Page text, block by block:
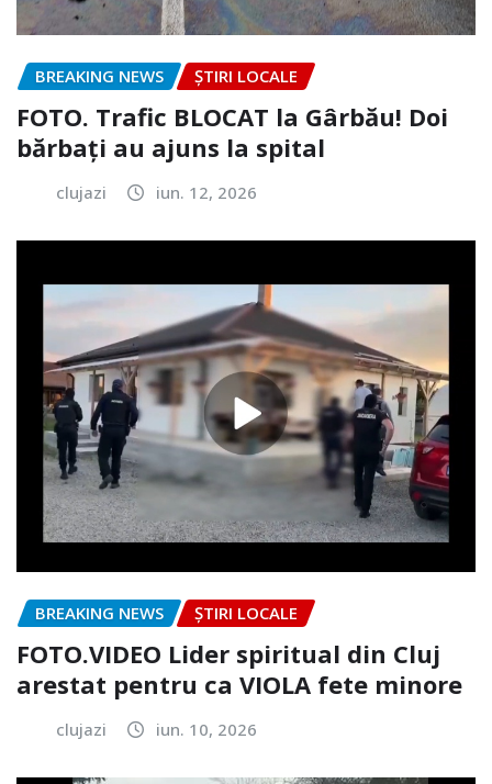
BREAKING NEWS ȘTIRI LOCALE
FOTO. Trafic BLOCAT la Gârbău! Doi
bărbați au ajuns la spital
clujazi iun. 12, 2026
BREAKING NEWS ȘTIRI LOCALE
FOTO.VIDEO Lider spiritual din Cluj
arestat pentru ca VIOLA fete minore
clujazi iun. 10, 2026